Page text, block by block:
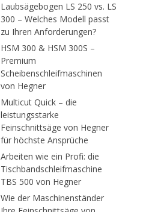
Laubsägebogen LS 250 vs. LS
300 – Welches Modell passt
zu Ihren Anforderungen?
HSM 300 & HSM 300S –
Premium
Scheibenschleifmaschinen
von Hegner
Multicut Quick – die
leistungsstarke
Feinschnittsäge von Hegner
für höchste Ansprüche
Arbeiten wie ein Profi: die
Tischbandschleifmaschine
TBS 500 von Hegner
Wie der Maschinenständer